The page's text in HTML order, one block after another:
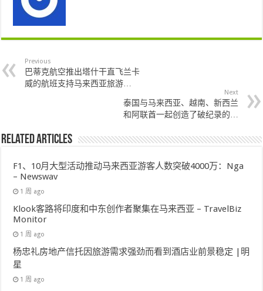
Previous
巴蒂克航空推出塔什干直飞兰卡
威的航班支持马来西亚旅游…
Next
泰国与马来西亚、越南、新西兰
和阿联酋一起创造了破纪录的…
Related Articles
F1、10月大型活动推动马来西亚游客人数突破4000万：Nga
– Newswav
1 周 ago
Klook客路将印度和中东创作者聚集在马来西亚 – TravelBiz
Monitor
1 周 ago
杨忠礼房地产信托因旅游需求强劲而看到酒店业前景稳定 |明
星
1 周 ago